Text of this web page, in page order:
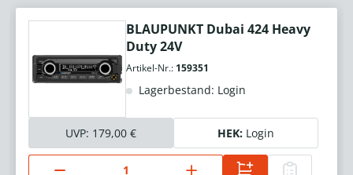
BLAUPUNKT Dubai 424 Heavy
Duty 24V
Artikel-Nr.: 159351
Lagerbestand: Login
UVP: 179,00 € HEK: Login